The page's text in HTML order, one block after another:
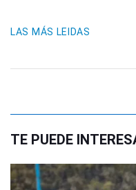
LAS MÁS LEIDAS
TE PUEDE